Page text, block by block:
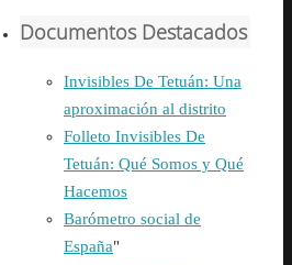
Documentos Destacados
Invisibles De Tetuán: Una
aproximación al distrito
Folleto Invisibles De
Tetuán: Qué Somos y Qué
Hacemos
Barómetro social de
España"